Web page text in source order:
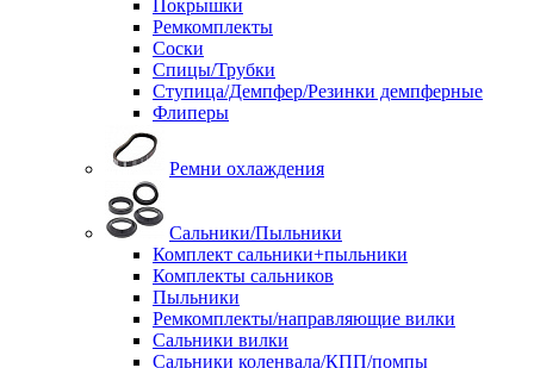
Покрышки
Ремкомплекты
Соски
Спицы/Трубки
Ступица/Демпфер/Резинки демпферные
Флиперы
Ремни охлаждения
Сальники/Пыльники
Комплект сальники+пыльники
Комплекты сальников
Пыльники
Ремкомплекты/направляющие вилки
Сальники вилки
Сальники коленвала/КПП/помпы